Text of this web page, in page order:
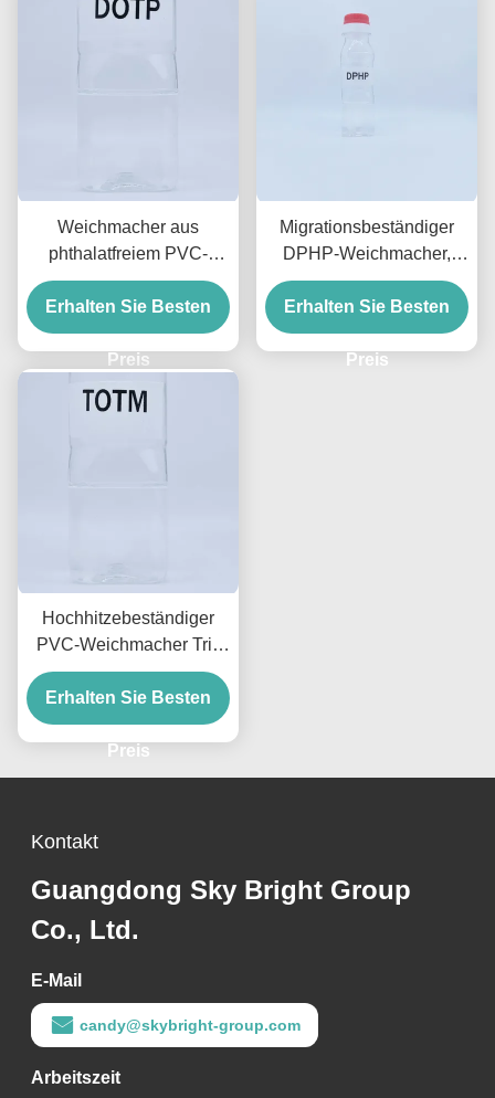
Weichmacher aus
phthalatfreiem PVC-
Kunststoff, klare
Flüssigkeit, DOTP-
Weichmacher 99,5 % für
Spielzeug und Drähte
Erhalten Sie Besten
Preis
Migrationsbeständiger
DPHP-Weichmacher,
Phthalat, hohe
Wetterbeständigkeit und
Stabilität für Drähte
Erhalten Sie Besten
Preis
Hochhitzebeständiger
PVC-Weichmacher Tris
2-Ethylhexyltrimellitat für
Kabel und
Automobilkomponenten
Erhalten Sie Besten
Preis
Kontakt
Guangdong Sky Bright Group
Co., Ltd.
E-Mail
candy@skybright-group.com
Arbeitszeit